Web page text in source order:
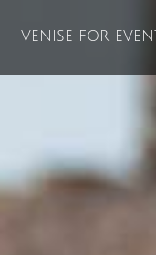
VENISE FOR